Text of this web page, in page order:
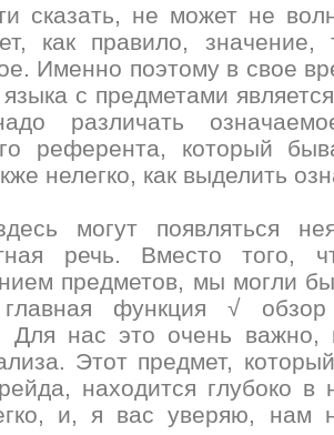
сказать, не может не
как правило, значение,
Именно поэтому в свое
языка с предметами
различать
референта, который
нелегко, как выделить
могут появляться
речь. Вместо того,
предметов, мы могли
функция √
Для нас это очень важно,
Этот предмет,
находится глубоко в
и, я вас уверяю, нам